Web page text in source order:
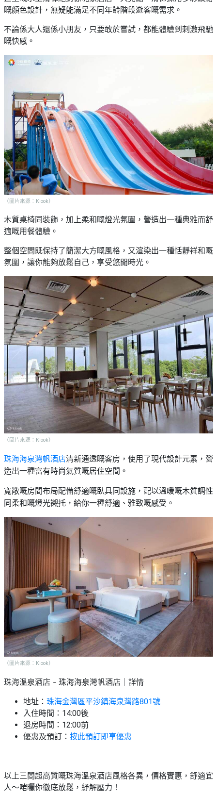
嘅顏色設計，無疑能滿足不同年齡階段遊客嘅需求。
不論係大人還係小朋友，只要敢於嘗試，都能體驗到刺激飛馳
嘅快感。
（圖片來源：Klook）
木質桌椅同裝飾，加上柔和嘅燈光氛圍，營造出一種典雅而舒
適嘅用餐體驗。
整個空間既保持了簡潔大方嘅風格，又渲染出一種恬靜祥和嘅
氛圍，讓你能夠放鬆自己，享受悠閒時光。
（圖片來源：Klook）
珠海海泉灣帆酒店清新通透嘅客房，使用 了現代設計元素，營
造出一種富有時尚氣質嘅居住空間。
寬敞嘅房間布局配備舒適嘅臥具同設施，配以溫暖嘅木質調性
同柔和嘅燈光襯托，給你一種舒適、雅致嘅感受 。
（圖片來源：Klook）
珠海溫泉酒店 - 珠海海泉灣帆酒店 ｜詳情
地址： 珠海金灣區平沙鎮海泉灣路801號
入住時間：14:00後
退房時間：12:00前
優惠及預訂： 按此預訂即享優惠
以上三間超高質嘅珠海溫泉酒店風格各異，價格實惠，舒適宜
人～啱曬你徹底放鬆，紓解壓力！